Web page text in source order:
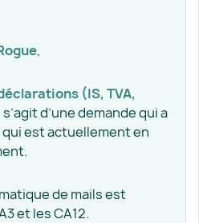
,
(IS, TVA,
d’une demande qui a
est actuellement en
de mails est
et les CA12.